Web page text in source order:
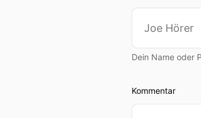
Dein Name oder
Kommentar